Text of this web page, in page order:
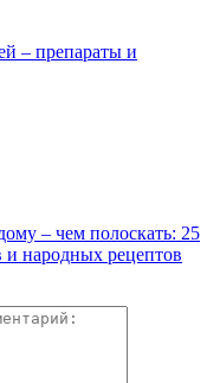
– препараты и
– чем полоскать: 25
народных рецептов